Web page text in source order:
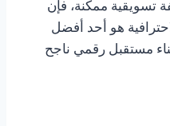
تسويقية ممكنة، فإن
هو أحد أفضل
مستقبل رقمي ناجح